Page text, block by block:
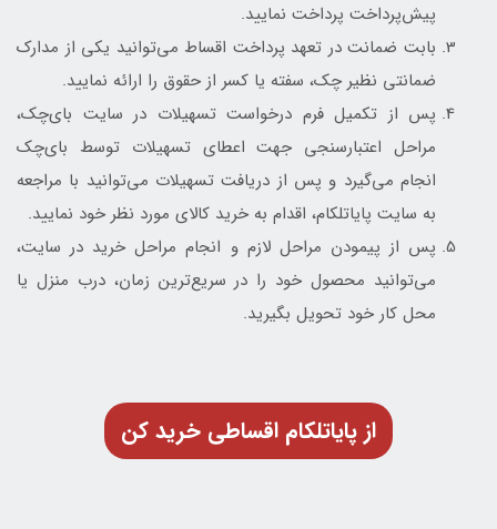
پیش‌پرداخت پرداخت نمایید.
بابت ضمانت در تعهد پرداخت اقساط می‌توانید یکی از مدارک
ضمانتی نظیر چک، سفته یا کسر از حقوق را ارائه نمایید.
پس از تکمیل فرم درخواست تسهیلات در سایت بای‌چک،
مراحل اعتبارسنجی جهت اعطای تسهیلات توسط بای‌چک
انجام می‌گیرد و پس از دریافت تسهیلات می‌توانید با مراجعه
به سایت پایاتلکام، اقدام به خرید کالای مورد نظر خود نمایید.
پس از پیمودن مراحل لازم و انجام مراحل خرید در سایت،
می‌توانید محصول خود را در سریع‌ترین زمان، درب منزل یا
محل کار خود تحویل بگیرید.
از پایاتلکام اقساطی خرید کن